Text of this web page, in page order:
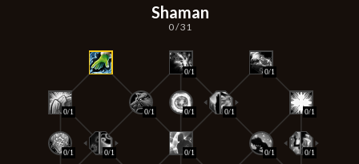
Shaman
0 / 31
0/1 0/1
0/1 0/1 0/1 0/1 0/1
0/1 0/1 0/1 0/1 0/1